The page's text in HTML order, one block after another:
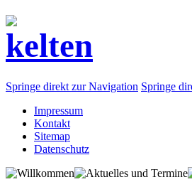
Springe direkt zur Navigation Springe
Impressum
Kontakt
Sitemap
Datenschutz